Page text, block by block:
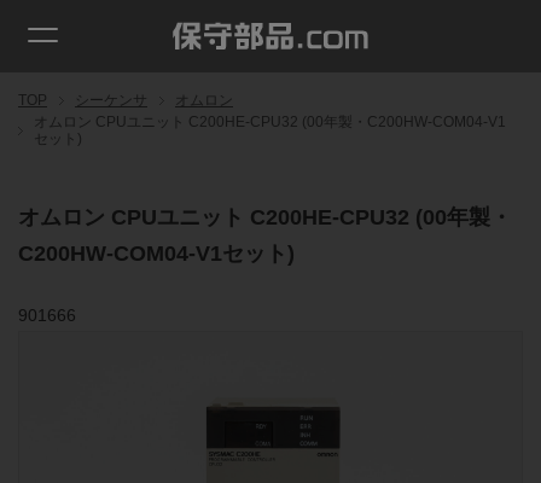
TOP シーケンサ
オムロン
オムロン CPUユニット C200HE-CPU32 (00年製・C200HW-COM04-V1
セット)
オムロン CPUユニット C200HE-CPU32 (00年製・
C200HW-COM04-V1セット)
901666